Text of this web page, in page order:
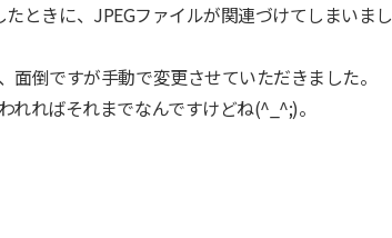
ときに、JPEGファイルが関連づけてしまいまし
倒ですが手動で変更させていただきました。
ればそれまでなんですけどね(^_^;)。